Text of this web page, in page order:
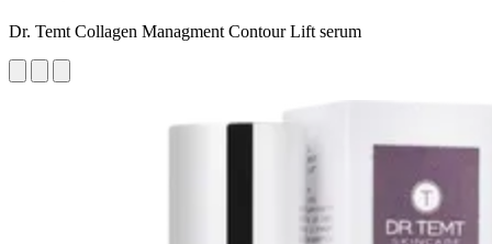
Dr. Temt Collagen Managment Contour Lift serum